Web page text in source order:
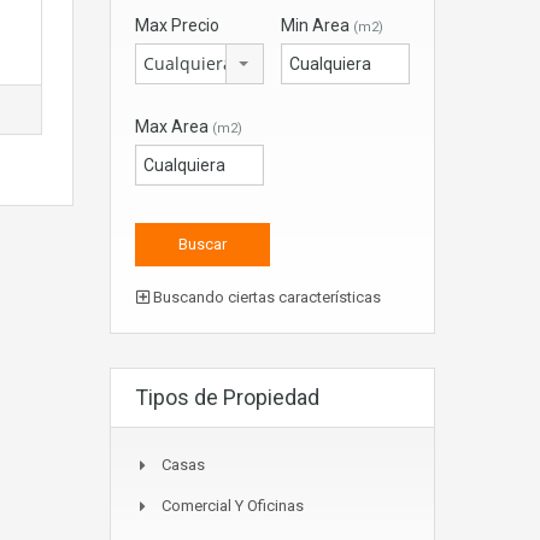
Max Precio
Cualquiera
Min Area (m2)
Max Area (m2)
Buscando ciertas características
Tipos de Propiedad
Casas
Comercial Y Oficinas